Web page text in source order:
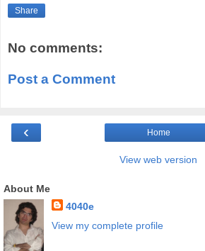
Share
No comments:
Post a Comment
‹ Home
View web version
About Me
4040e
View my complete profile